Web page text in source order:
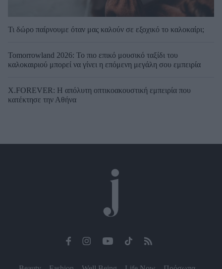
Τι δώρο παίρνουμε όταν μας καλούν σε εξοχικό το καλοκαίρι;
Tomorrowland 2026: Το πιο επικό μουσικό ταξίδι του
καλοκαιριού μπορεί να γίνει η επόμενη μεγάλη σου εμπειρία
X.FOREVER: Η απόλυτη οπτικοακουστική εμπειρία που
κατέκτησε την Αθήνα